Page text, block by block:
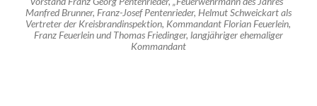
Manfred Brunner, Franz-Josef Pentenrieder, Helmut Schweickart als
Vertreter der Kreisbrandinspektion, Kommandant Florian Feuerlein,
Franz Feuerlein und Thomas Friedinger, langjähriger ehemaliger
Kommandant